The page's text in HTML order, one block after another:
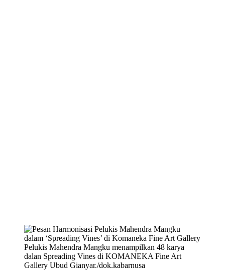
Pelukis Mahendra Mangku menampilkan 48 karya
dalan Spreading Vines di KOMANEKA Fine Art
Gallery Ubud Gianyar./dok.kabarnusa